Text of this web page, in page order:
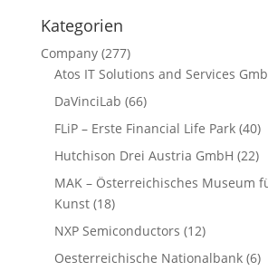
Kategorien
Company(277)
Atos IT Solutions and Services
DaVinciLab (66)
FLiP – Erste Financial Life Park(40)
Hutchison Drei Austria GmbH (22)
MAK – Österreichisches Museum
Kunst(18)
NXP Semiconductors (12)
Oesterreichische Nationalbank(6)